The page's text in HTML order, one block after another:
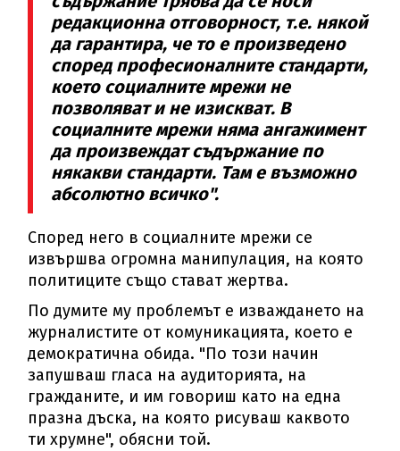
редакционна отговорност, т.е. някой
да гарантира, че то е произведено
според професионалните стандарти,
което социалните мрежи не
позволяват и не изискват. В
социалните мрежи няма ангажимент
да произвеждат съдържание по
някакви стандарти. Там е възможно
абсолютно всичко".
Според него в социалните мрежи се
извършва огромна манипулация, на която
политиците също стават жертва.
По думите му проблемът е изваждането на
журналистите от комуникацията, което е
демократична обида. "По този начин
запушваш гласа на аудиторията, на
гражданите, и им говориш като на една
празна дъска, на която рисуваш каквото
ти хрумне", обясни той.